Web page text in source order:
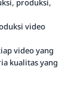
produksi,
video
video yang
kualitas yang